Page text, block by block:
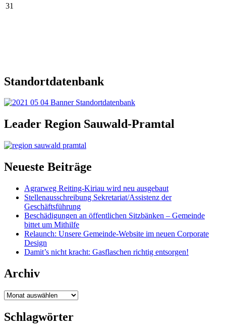
31
Standortdatenbank
Leader Region Sauwald-Pramtal
Neueste Beiträge
Agrarweg Reiting-Kiriau wird neu ausgebaut
Stellenausschreibung Sekretariat/Assistenz der
Geschäftsführung
Beschädigungen an öffentlichen Sitzbänken – Gemeinde
bittet um Mithilfe
Relaunch: Unsere Gemeinde-Website im neuen Corporate
Design
Damit’s nicht kracht: Gasflaschen richtig entsorgen!
Archiv
Archiv
Schlagwörter